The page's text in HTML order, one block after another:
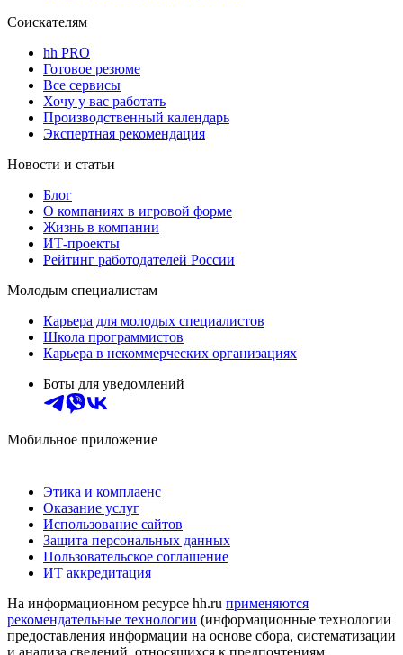
Соискателям
hh PRO
Готовое резюме
Все сервисы
Хочу у вас работать
Производственный календарь
Экспертная рекомендация
Новости и статьи
Блог
О компаниях в игровой форме
Жизнь в компании
ИТ-проекты
Рейтинг работодателей России
Молодым специалистам
Карьера для молодых специалистов
Школа программистов
Карьера в некоммерческих организациях
Боты для уведомлений
Мобильное приложение
Этика и комплаенс
Оказание услуг
Использование сайтов
Защита персональных данных
Пользовательское соглашение
ИТ аккредитация
На информационном ресурсе hh.ru применяются
рекомендательные технологии (информационные технологии
предоставления информации на основе сбора, систематизации
и анализа сведений, относящихся к предпочтениям